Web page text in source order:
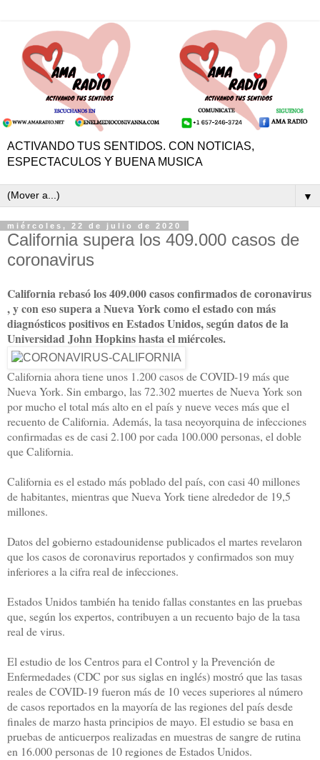
ACTIVANDO TUS SENTIDOS. CON NOTICIAS,
ESPECTACULOS Y BUENA MUSICA
▼
miércoles, 22 de julio de 2020
California supera los 409.000 casos de
coronavirus
California rebasó los 409.000 casos confirmados de coronavirus
, y con eso supera a Nueva York como el estado con más
diagnósticos positivos en Estados Unidos, según datos de la
Universidad John Hopkins hasta el miércoles.
California ahora tiene unos 1.200 casos de COVID-19 más que
Nueva York. Sin embargo, las 72.302 muertes de Nueva York son
por mucho el total más alto en el país y nueve veces más que el
recuento de California. Además, la tasa neoyorquina de infecciones
confirmadas es de casi 2.100 por cada 100.000 personas, el doble
que California.
California es el estado más poblado del país, con casi 40 millones
de habitantes, mientras que Nueva York tiene alrededor de 19,5
millones.
Datos del gobierno estadounidense publicados el martes revelaron
que los casos de coronavirus reportados y confirmados son muy
inferiores a la cifra real de infecciones.
Estados Unidos también ha tenido fallas constantes en las pruebas
que, según los expertos, contribuyen a un recuento bajo de la tasa
real de virus.
El estudio de los Centros para el Control y la Prevención de
Enfermedades (CDC por sus siglas en inglés) mostró que las tasas
reales de COVID-19 fueron más de 10 veces superiores al número
de casos reportados en la mayoría de las regiones del país desde
finales de marzo hasta principios de mayo. El estudio se basa en
pruebas de anticuerpos realizadas en muestras de sangre de rutina
en 16.000 personas de 10 regiones de Estados Unidos.